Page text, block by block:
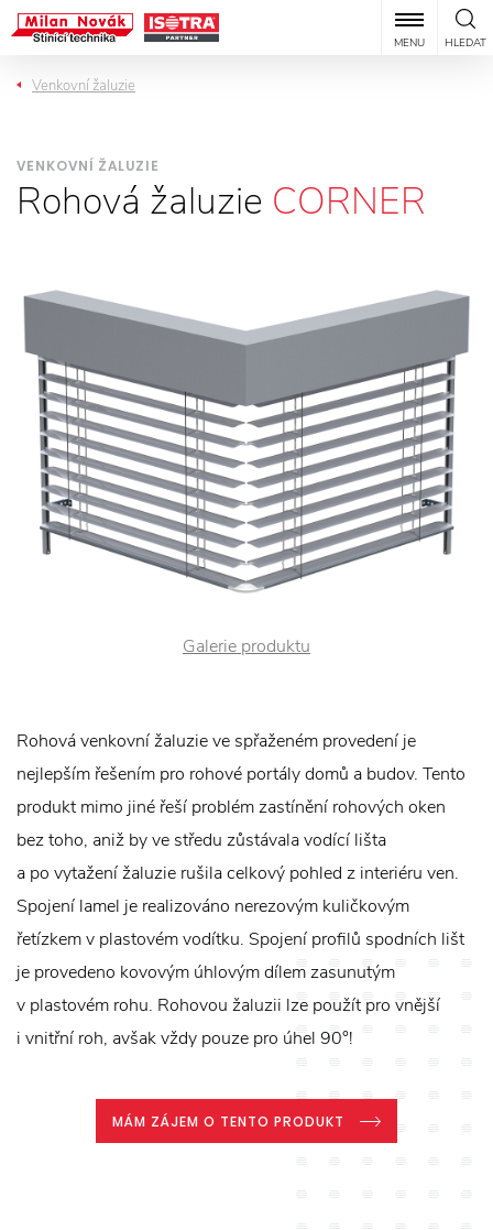
HLEDAT
MENU
Venkovní žaluzie
VENKOVNÍ ŽALUZIE
Rohová žaluzie CORNER
Galerie produktu
Rohová venkovní žaluzie ve spřaženém provedení je
nejlepším řešením pro rohové portály domů a budov. Tento
produkt mimo jiné řeší problém zastínění rohových oken
bez toho, aniž by ve středu zůstávala vodící lišta
a po vytažení žaluzie rušila celkový pohled z interiéru ven.
Spojení lamel je realizováno nerezovým kuličkovým
řetízkem v plastovém vodítku. Spojení profilů spodních lišt
je provedeno kovovým úhlovým dílem zasunutým
v plastovém rohu. Rohovou žaluzii lze použít pro vnější
i vnitřní roh, avšak vždy pouze pro úhel 90°!
MÁM ZÁJEM O TENTO PRODUKT